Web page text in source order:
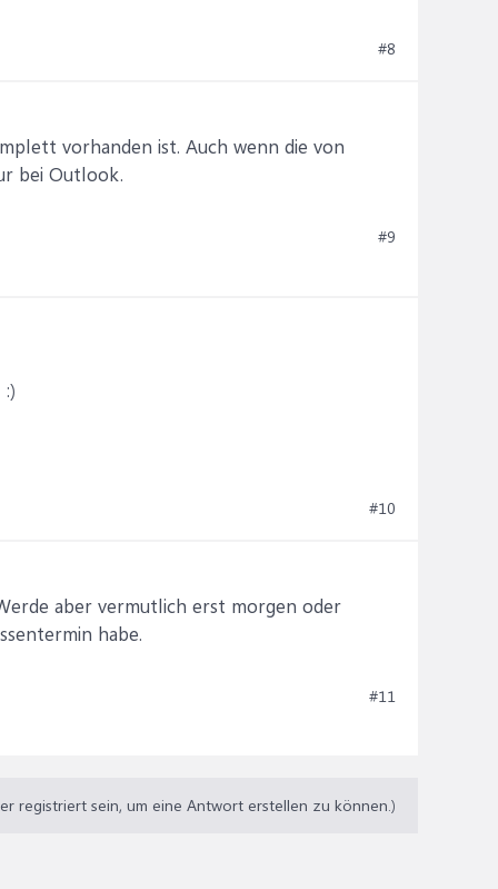
#8
vorhanden ist. Auch wenn die von
bei Outlook.
#9
#10
aber vermutlich erst morgen oder
habe.
#11
registriert sein, um eine Antwort erstellen zu können.)